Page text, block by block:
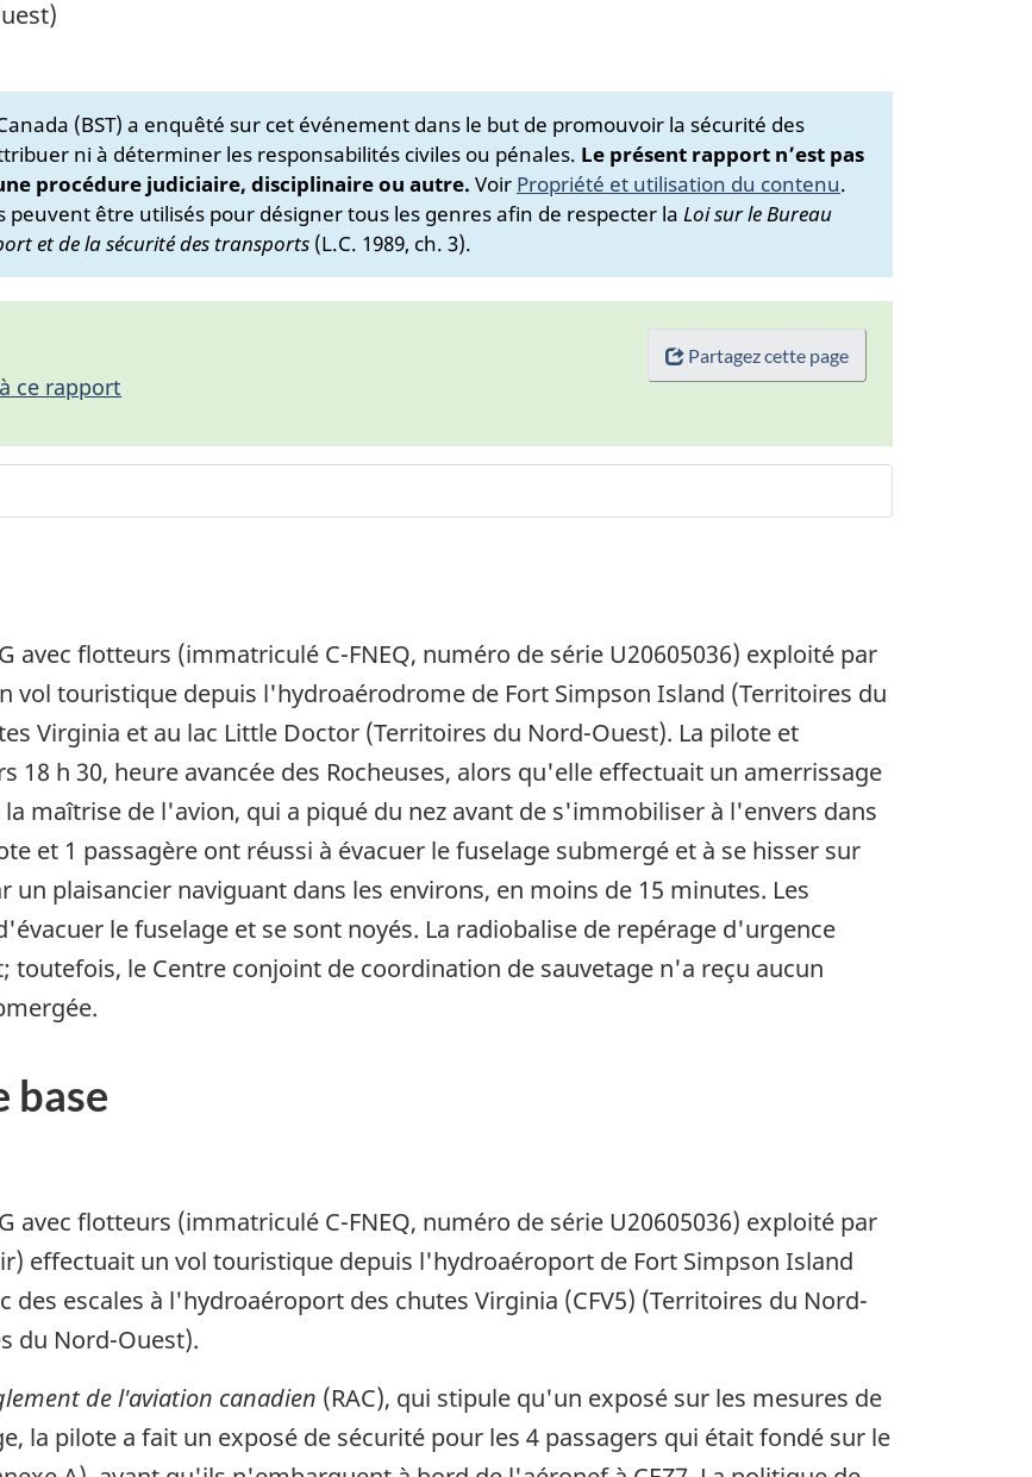
(BST) a enquêté sur cet événement dans le but de promouvoir la sécurité des
ni à déterminer les responsabilités civiles ou pénales. Le présent rapport n’est pas
procédure judiciaire, disciplinaire ou autre. Voir Propriété et utilisation du contenu.
peuvent être utilisés pour désigner tous les genres afin de respecter la Loi sur le Bureau
et de la sécurité des transports (L.C. 1989, ch. 3).
Partagez cette page
ce rapport
avec flotteurs (immatriculé C-FNEQ, numéro de série U20605036) exploité par
vol touristique depuis l'hydroaérodrome de Fort Simpson Island (Territoires du
Virginia et au lac Little Doctor (Territoires du Nord-Ouest). La pilote et
18 h 30, heure avancée des Rocheuses, alors qu'elle effectuait un amerrissage
maîtrise de l'avion, qui a piqué du nez avant de s'immobiliser à l'envers dans
et 1 passagère ont réussi à évacuer le fuselage submergé et à se hisser sur
plaisancier naviguant dans les environs, en moins de 15 minutes. Les
le fuselage et se sont noyés. La radiobalise de repérage d'urgence
le Centre conjoint de coordination de sauvetage n'a reçu aucun
base
avec flotteurs (immatriculé C-FNEQ, numéro de série U20605036) exploité par
effectuait un vol touristique depuis l'hydroaéroport de Fort Simpson Island
des escales à l'hydroaéroport des chutes Virginia (CFV5) (Territoires du Nord-
du Nord-Ouest).
de l'aviation canadien (RAC), qui stipule qu'un exposé sur les mesures de
la pilote a fait un exposé de sécurité pour les 4 passagers qui était fondé sur le